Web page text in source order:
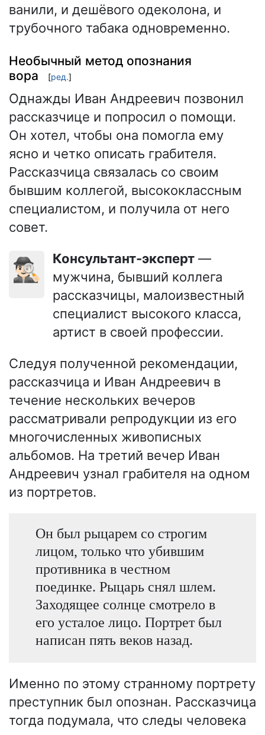
ванили, и дешёвого одеколона, и
трубочного табака одновременно.
Необычный метод опознания
вора
[ред.]
Однажды Иван Андреевич позвонил
рассказчице и попросил о помощи.
Он хотел, чтобы она помогла ему
ясно и четко описать грабителя.
Рассказчица связалась со своим
бывшим коллегой, высококлассным
специалистом, и получила от него
совет.
🕵🏻‍♂️ Консультант-эксперт —
мужчина, бывший коллега
рассказчицы, малоизвестный
специалист высокого класса,
артист в своей профессии.
Следуя полученной рекомендации,
рассказчица и Иван Андреевич в
течение нескольких вечеров
рассматривали репродукции из его
многочисленных живописных
альбомов. На третий вечер Иван
Андреевич узнал грабителя на одном
из портретов.
Он был рыцарем со строгим
лицом, только что убившим
противника в честном
поединке. Рыцарь снял шлем.
Заходящее солнце смотрело в
его усталое лицо. Портрет был
написан пять веков назад.
Именно по этому странному портрету
преступник был опознан. Рассказчица
тогда подумала, что следы человека